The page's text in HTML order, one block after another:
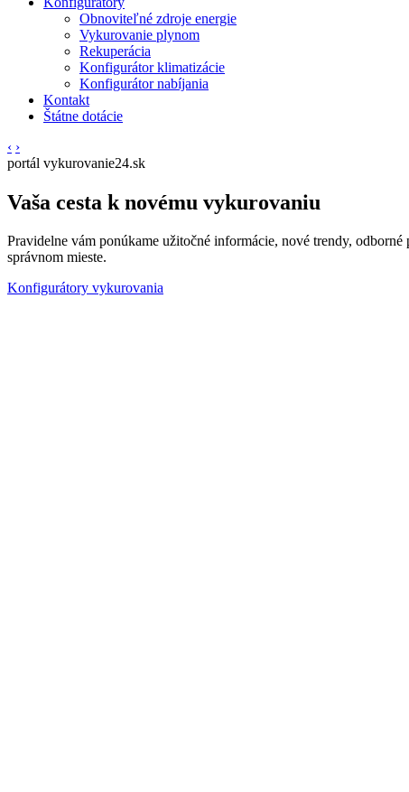
Obnoviteľné zdroje energie
Vykurovanie plynom
Rekuperácia
Konfigurátor klimatizácie
Konfigurátor nabíjania
Kontakt
Štátne dotácie
‹ ›
portál vykurovanie24.sk
Vaša cesta k novému vykurovaniu
Pravidelne vám ponúkame užitočné informácie, nové trendy,
správnom mieste.
Konfigurátory vykurovania